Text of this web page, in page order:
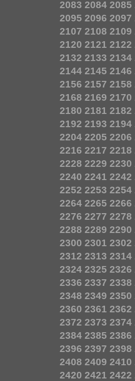
2083 2084 2085
2095 2096 2097
2107 2108 2109
2120 2121 2122
2132 2133 2134
2144 2145 2146
2156 2157 2158
2168 2169 2170
2180 2181 2182
2192 2193 2194
2204 2205 2206
2216 2217 2218
2228 2229 2230
2240 2241 2242
2252 2253 2254
2264 2265 2266
2276 2277 2278
2288 2289 2290
2300 2301 2302
2312 2313 2314
2324 2325 2326
2336 2337 2338
2348 2349 2350
2360 2361 2362
2372 2373 2374
2384 2385 2386
2396 2397 2398
2408 2409 2410
2420 2421 2422